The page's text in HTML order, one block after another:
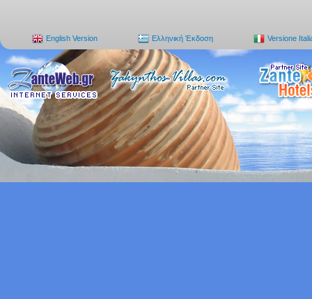
English Version Ελληνική Έκδοση Versione